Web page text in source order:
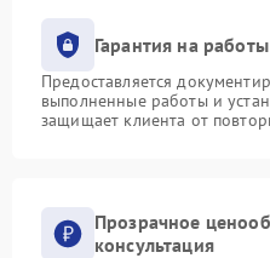
Гарантия на
Предоставляется
выполненные работы и
защищает клиента от
Прозрачное
консультация